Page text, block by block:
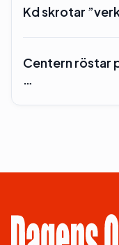
Kd skrotar
Centern röstar
…